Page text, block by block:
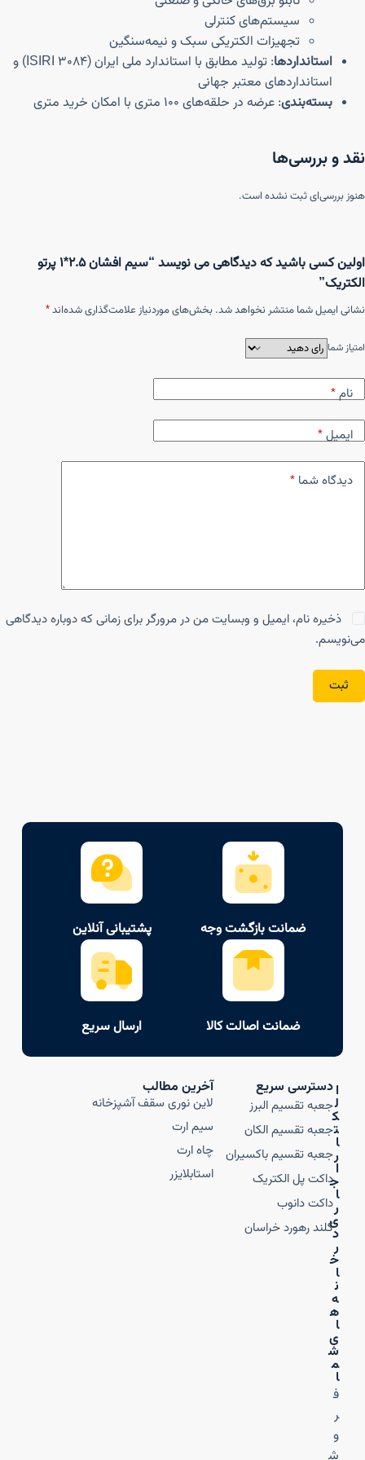
سیستم‌های کنترلی
تجهیزات الکتریکی سبک و نیمه‌سنگین
استانداردها
: تولید مطابق با استاندارد ملی ایران (ISIRI 3084) و
استانداردهای معتبر جهانی
بسته‌بندی: عرضه در حلقه‌های ۱۰۰ متری با امکان خرید متری
نقد و بررسی‌ها
هنوز بررسی‌ای ثبت نشده است.
اولین کسی باشید که دیدگاهی می نویسد “سیم افشان ۲.۵*۱ پرتو
الکتریک”
نشانی ایمیل شما منتشر نخواهد شد. بخش‌های موردنیاز علامت‌گذاری شده‌اند*
امتیاز شما
نام*
ایمیل*
دیدگاه شما *
ذخیره نام، ایمیل و وبسایت من در مرورگر برای زمانی که دوباره دیدگاهی
می‌نویسم.
ثبت
ضمانت بازگشت وجه پشتیبانی آنلاین
ضمانت اصالت کالا ارسال سریع
ا
ل
ک
ت
ا
ر
ا
ج
ا
ر
ی
د
ر
خ
ا
ن
ه‌
ه
ا
ی
ش
م
ا
ف
ر
و
ش
دسترسی سریع
جعبه تقسیم البرز
جعبه تقسیم الکان
جعبه تقسیم باکسیران
داکت پل الکتریک
داکت دانوب
گلند رهورد خراسان
آخرین مطالب
لاین نوری سقف آشپزخانه
سیم ارت
چاه ارت
استابلایزر